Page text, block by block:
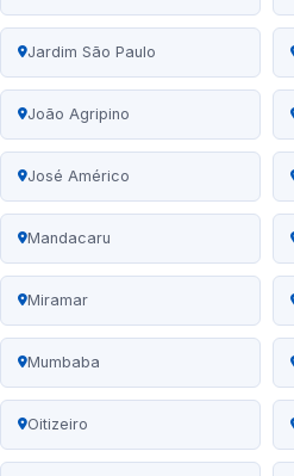
Jardim São Paulo
João Agripino
José Américo
Mandacaru
Miramar
Mumbaba
Oitizeiro